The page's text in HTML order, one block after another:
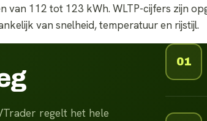
van 112 tot 123 kWh. WLTP-cijfers zijn
van snelheid, temperatuur en rijstijl.
regelt het hele
01